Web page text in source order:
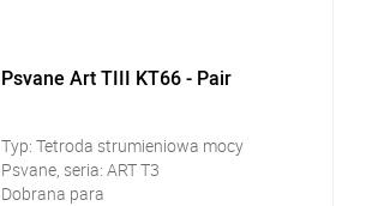
Psvane Art TIII KT66 - Pair
Typ: Tetroda strumieniowa mocy
Psvane, seria: ART T3
Dobrana para